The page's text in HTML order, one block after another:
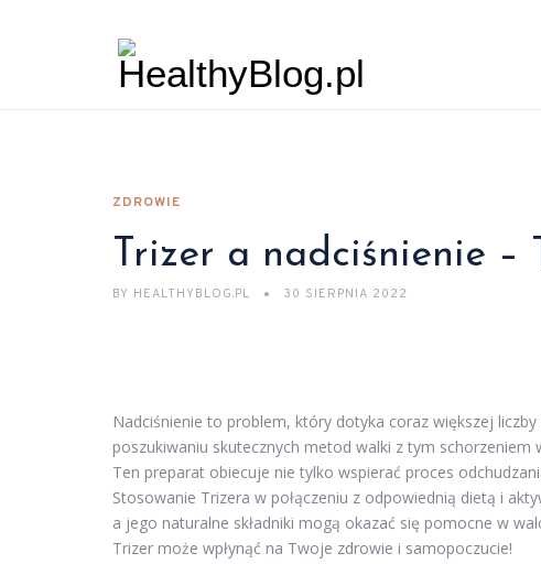
ZDROWIE
Trizer a nadciśnienie –
BY HEALTHYBLOG.PL 30 SIERPNIA 2022
Nadciśnienie to problem, który dotyka coraz większej
poszukiwaniu skutecznych metod walki z tym
Ten preparat obiecuje nie tylko wspierać proces
Stosowanie Trizera w połączeniu z odpowiednią dietą i
a jego naturalne składniki mogą okazać się pomocne w
Trizer może wpłynąć na Twoje zdrowie i samopoczucie!